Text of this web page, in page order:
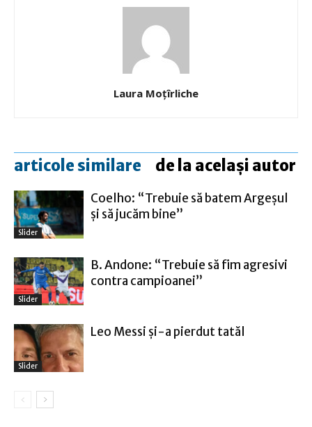
Laura Moţîrliche
articole similare de la același autor
Slider
Coelho: “Trebuie să batem Argeşul
şi să jucăm bine”
Slider
B. Andone: “Trebuie să fim agresivi
contra campioanei”
Slider
Leo Messi şi-a pierdut tatăl